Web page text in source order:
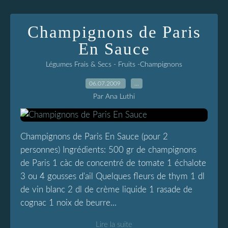
Champignons de Paris
En Sauce
Légumes Frais & Secs - Fruits -Champignons
06.07.2009
Par Ana Luthi
Champignons de Paris En Sauce (pour 2
personnes) Ingrédients: 500 gr de champignons
de Paris 1 càc de concentré de tomate 1 échalote
3 ou 4 gousses d'ail Quelques fleurs de thym 1 dl
de vin blanc 2 dl de crème liquide 1 rasade de
cognac 1 noix de beurre...
Lire la suite